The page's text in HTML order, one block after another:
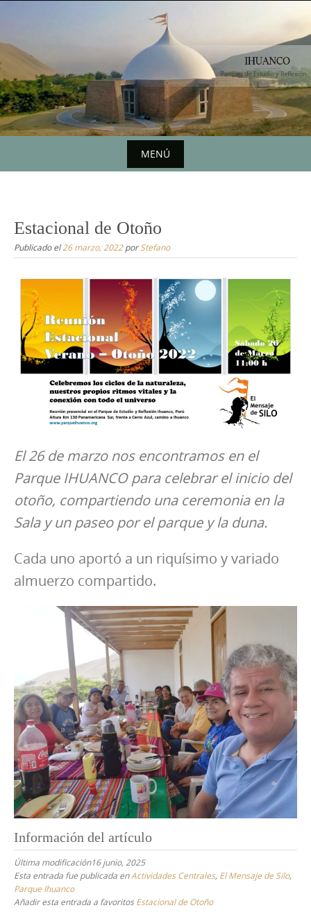
contenido
MENÚ
contenido
Estacional de Otoño
Publicado el26 marzo, 2022por Stefano
El 26 de marzo nos encontramos en el
Parque IHUANCO para celebrar el inicio del
otoño, compartiendo una ceremonia en la
Sala y un paseo por el parque y la duna.
Cada uno aportó a un riquísimo y variado
almuerzo compartido.
Información del artículo
Última modificación16 junio, 2025
Esta entrada fue publicada enActividades Centrales, El Mensaje de Silo,
Parque Ihuanco
Añadir esta entrada a favoritos Estacional de Otoño